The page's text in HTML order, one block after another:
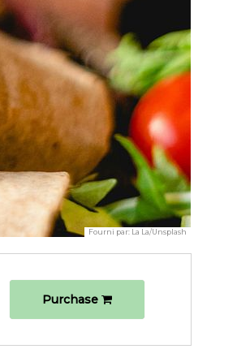
Fourni par: La La/Unsplash
Purchase